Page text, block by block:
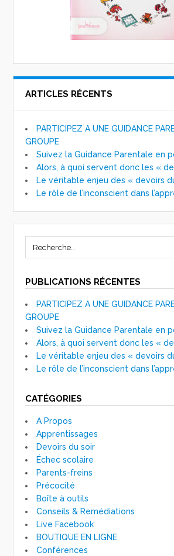
ARTICLES RÉCENTS
PARTICIPEZ A UNE GUIDANCE
GROUPE
Suivez la Guidance Parentale en
Alors, à quoi servent donc les «
Le véritable enjeu des « devoirs
Le rôle de l’inconscient dans
PUBLICATIONS RÉCENTES
PARTICIPEZ A UNE GUIDANCE
GROUPE
Suivez la Guidance Parentale en
Alors, à quoi servent donc les «
Le véritable enjeu des « devoirs
Le rôle de l’inconscient dans
CATÉGORIES
A Propos
Apprentissages
Devoirs du soir
Échec scolaire
Parents-freins
Précocité
Boîte à outils
Conseils & Remédiations
Live Facebook
BOUTIQUE EN LIGNE
Conférences